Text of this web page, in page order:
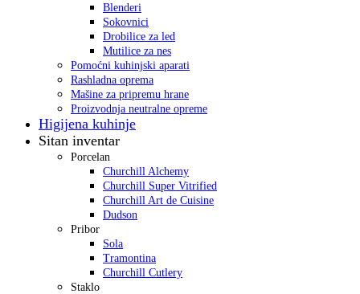
Blenderi
Sokovnici
Drobilice za led
Mutilice za nes
Pomoćni kuhinjski aparati
Rashladna oprema
Mašine za pripremu hrane
Proizvodnja neutralne opreme
Higijena kuhinje
Sitan inventar
Porcelan
Churchill Alchemy
Churchill Super Vitrified
Churchill Art de Cuisine
Dudson
Pribor
Sola
Tramontina
Churchill Cutlery
Staklo